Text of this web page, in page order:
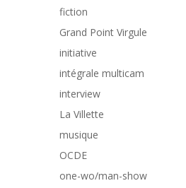
fiction
Grand Point Virgule
initiative
intégrale multicam
interview
La Villette
musique
OCDE
one-wo/man-show